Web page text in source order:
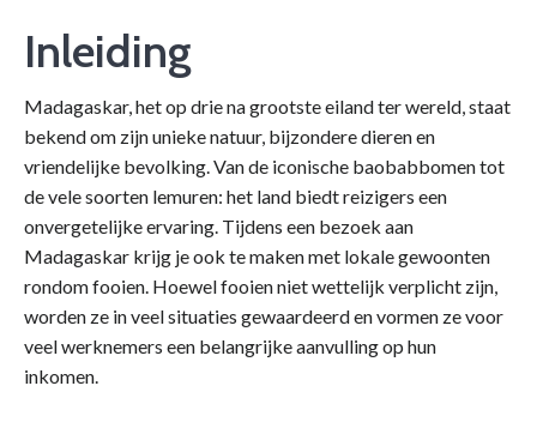
Inleiding
Madagaskar, het op drie na grootste eiland ter wereld, staat
bekend om zijn unieke natuur, bijzondere dieren en
vriendelijke bevolking. Van de iconische baobabbomen tot
de vele soorten lemuren: het land biedt reizigers een
onvergetelijke ervaring. Tijdens een bezoek aan
Madagaskar krijg je ook te maken met lokale gewoonten
rondom fooien. Hoewel fooien niet wettelijk verplicht zijn,
worden ze in veel situaties gewaardeerd en vormen ze voor
veel werknemers een belangrijke aanvulling op hun
inkomen.